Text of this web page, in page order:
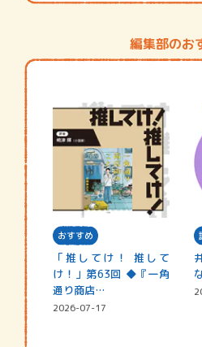
編集部のお
おすすめ
「推してけ！ 推して
け！」第63回 ◆『一角
通り商店…
2026-07-17